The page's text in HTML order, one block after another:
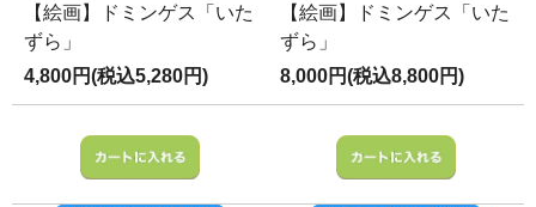
【絵画】ドミンゲス「いた
ずら」
4,800円(税込5,280円)
【絵画】ドミンゲス「いた
ずら」
8,000円(税込8,800円)